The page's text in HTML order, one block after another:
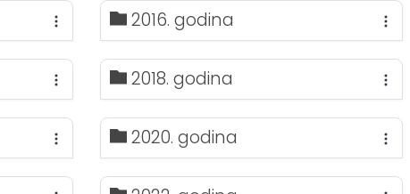
2016. godina
2018. godina
2020. godina